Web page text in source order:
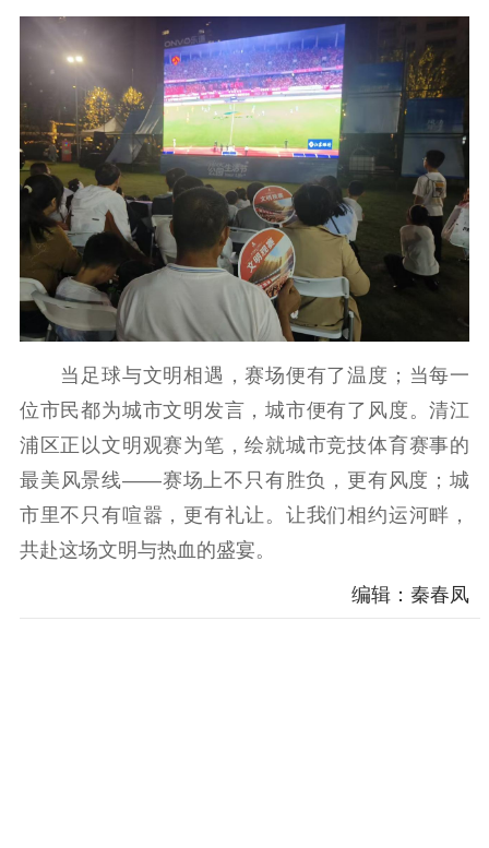
当足球与文明相遇，赛场便有了温度；当每一
位市民都为城市文明发言，城市便有了风度。清江
浦区正以文明观赛为笔，绘就城市竞技体育赛事的
最美风景线——赛场上不只有胜负，更有风度；城
市里不只有喧嚣，更有礼让。让我们相约运河畔，
共赴这场文明与热血的盛宴。
编辑：秦春凤